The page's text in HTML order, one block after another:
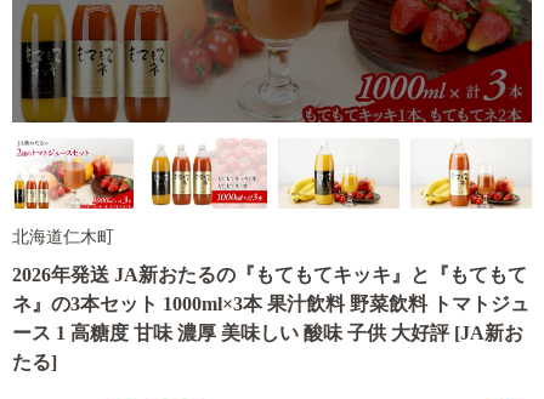
北海道仁木町
2026年発送 JA新おたるの『もてもてキッキ』と『もてもて
ネ』の3本セット 1000ml×3本 果汁飲料 野菜飲料 トマトジュ
ース 1 高糖度 甘味 濃厚 美味しい 酸味 子供 大好評 [JA新お
たる]